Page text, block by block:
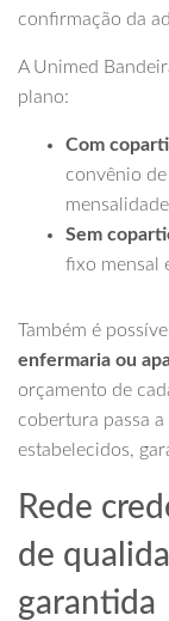
confirmação da
A Unimed
plano:
Com
convênio
Sem
fixo mensal
Também é
enfermaria ou
orçamento de
cobertura passa
estabelecidos,
Rede
de
garantida